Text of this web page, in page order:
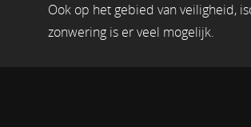
Ook op het gebied van veiligheid,
zonwering is er veel mogelijk.